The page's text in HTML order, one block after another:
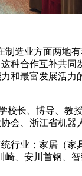
造业方面两地
合作互补共
和最富发展活力
长、博导、
会、浙江省机器
行业；家居（家
、安川首钢、